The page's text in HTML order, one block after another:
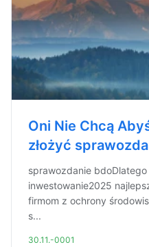
Oni Nie Chcą
złożyć
sprawozdanie
inwestowanie2025
firmom z ochrony
s...
30.11.-0001